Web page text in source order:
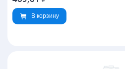
В корзину